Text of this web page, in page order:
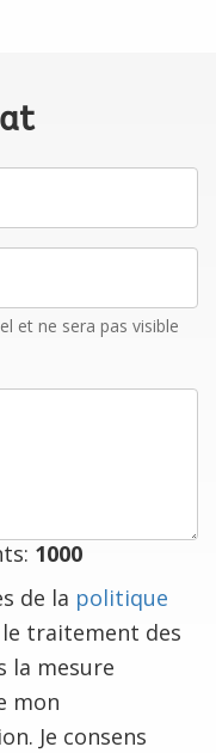
et ne sera pas visible
1000
de la politique
traitement des
la mesure
mon
Je consens